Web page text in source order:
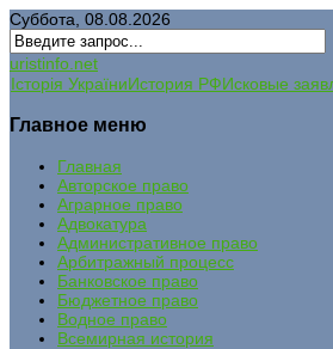
Суббота, 08.08.2026
uristinfo.net
Історія УкраїниИстория РФИсковые
Главное меню
Главная
Авторское право
Аграрное право
Адвокатура
Административное право
Арбитражный процесс
Банковское право
Бюджетное право
Водное право
Всемирная история